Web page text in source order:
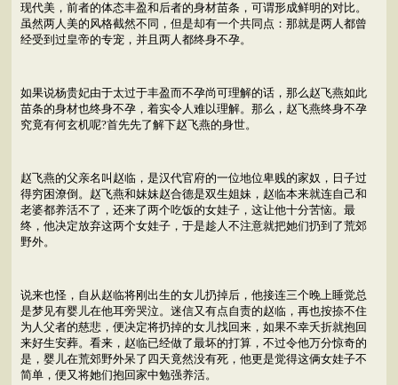
现代美，前者的体态丰盈和后者的身材苗条，可谓形成鲜明的对比。
虽然两人美的风格截然不同，但是却有一个共同点：那就是两人都曾
经受到过皇帝的专宠，并且两人都终身不孕。
如果说杨贵妃由于太过于丰盈而不孕尚可理解的话，那么赵飞燕如此
苗条的身材也终身不孕，着实令人难以理解。那么，赵飞燕终身不孕
究竟有何玄机呢?首先先了解下赵飞燕的身世。
赵飞燕的父亲名叫赵临，是汉代官府的一位地位卑贱的家奴，日子过
得穷困潦倒。赵飞燕和妹妹赵合德是双生姐妹，赵临本来就连自己和
老婆都养活不了，还来了两个吃饭的女娃子，这让他十分苦恼。最
终，他决定放弃这两个女娃子，于是趁人不注意就把她们扔到了荒郊
野外。
说来也怪，自从赵临将刚出生的女儿扔掉后，他接连三个晚上睡觉总
是梦见有婴儿在他耳旁哭泣。迷信又有点自责的赵临，再也按捺不住
为人父者的慈悲，便决定将扔掉的女儿找回来，如果不幸夭折就抱回
来好生安葬。看来，赵临已经做了最坏的打算，不过令他万分惊奇的
是，婴儿在荒郊野外呆了四天竟然没有死，他更是觉得这俩女娃子不
简单，便又将她们抱回家中勉强养活。